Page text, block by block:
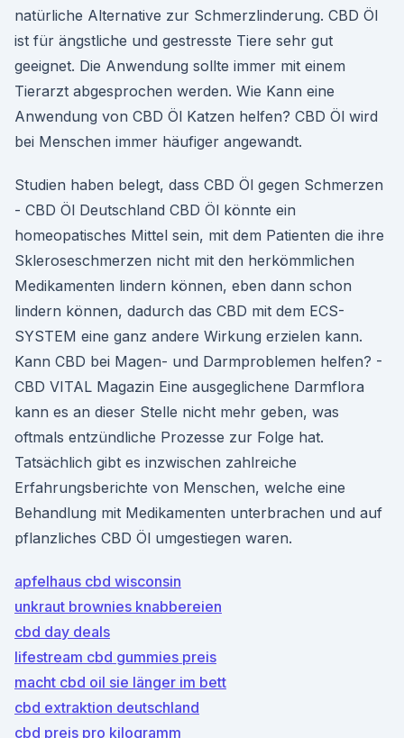
natürliche Alternative zur Schmerzlinderung. CBD Öl
ist für ängstliche und gestresste Tiere sehr gut
geeignet. Die Anwendung sollte immer mit einem
Tierarzt abgesprochen werden. Wie Kann eine
Anwendung von CBD Öl Katzen helfen? CBD Öl wird
bei Menschen immer häufiger angewandt.
Studien haben belegt, dass CBD Öl gegen Schmerzen
- CBD Öl Deutschland CBD Öl könnte ein
homeopatisches Mittel sein, mit dem Patienten die ihre
Skleroseschmerzen nicht mit den herkömmlichen
Medikamenten lindern können, eben dann schon
lindern können, dadurch das CBD mit dem ECS-
SYSTEM eine ganz andere Wirkung erzielen kann.
Kann CBD bei Magen- und Darmproblemen helfen? -
CBD VITAL Magazin Eine ausgeglichene Darmflora
kann es an dieser Stelle nicht mehr geben, was
oftmals entzündliche Prozesse zur Folge hat.
Tatsächlich gibt es inzwischen zahlreiche
Erfahrungsberichte von Menschen, welche eine
Behandlung mit Medikamenten unterbrachen und auf
pflanzliches CBD Öl umgestiegen waren.
apfelhaus cbd wisconsin
unkraut brownies knabbereien
cbd day deals
lifestream cbd gummies preis
macht cbd oil sie länger im bett
cbd extraktion deutschland
cbd preis pro kilogramm